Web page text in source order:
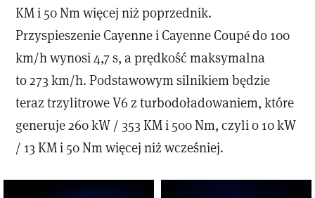
KM i 50 Nm więcej niż poprzednik.
Przyspieszenie Cayenne i Cayenne Coupé do 100
km/h wynosi 4,7 s, a prędkość maksymalna
to 273 km/h. Podstawowym silnikiem będzie
teraz trzylitrowe V6 z turbodoładowaniem, które
generuje 260 kW / 353 KM i 500 Nm, czyli o 10 kW
/ 13 KM i 50 Nm więcej niż wcześniej.